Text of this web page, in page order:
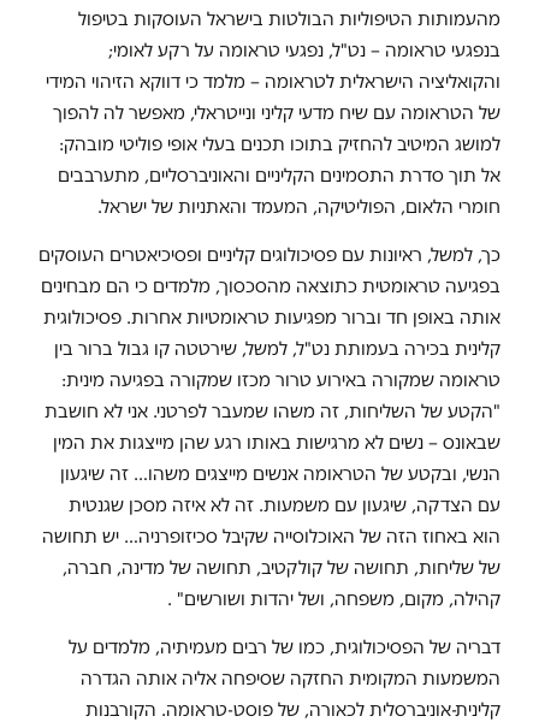
מהעמותות הטיפוליות הבולטות בישראל העוסקות בטיפול
בנפגעי טראומה – נט"ל, נפגעי טראומה על רקע לאומי;
והקואליציה הישראלית לטראומה – מלמד כי דווקא הזיהוי המידי
של הטראומה עם שיח מדעי קליני ונייטראלי, מאפשר לה להפוך
למושג המיטיב להחזיק בתוכו תכנים בעלי אופי פוליטי מובהק:
אל תוך סדרת התסמינים הקליניים והאוניברסליים, מתערבבים
חומרי הלאום, הפוליטיקה, המעמד והאתניות של ישראל.
כך, למשל, ראיונות עם פסיכולוגים קליניים ופסיכיאטרים העוסקים
בפגיעה טראומטית כתוצאה מהסכסוך, מלמדים כי הם מבחינים
אותה באופן חד וברור מפגיעות טראומטיות אחרות. פסיכולוגית
קלינית בכירה בעמותת נט"ל, למשל, שירטטה קו גבול ברור בין
טראומה שמקורה באירוע טרור מכזו שמקורה בפגיעה מינית:
"הקטע של השליחות, זה משהו שמעבר לפרטני. אני לא חושבת
שבאונס – נשים לא מרגישות באותו רגע שהן מייצגות את המין
הנשי, ובקטע של הטראומה אנשים מייצגים משהו… זה שיגעון
עם הצדקה, שיגעון עם משמעות. זה לא איזה מסכן שגנטית
הוא באחוז הזה של האוכלוסייה שקיבל סכיזופרניה… יש תחושה
של שליחות, תחושה של קולקטיב, תחושה של מדינה, חברה,
קהילה, מקום, משפחה, ושל יהדות ושורשים" .
דבריה של הפסיכולוגית, כמו של רבים מעמיתיה, מלמדים על
המשמעות המקומית החזקה שסיפחה אליה אותה הגדרה
קלינית-אוניברסלית לכאורה, של פוסט-טראומה. הקורבנות